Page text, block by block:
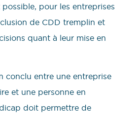
pour les entreprises
de CDD tremplin et
quant à leur mise en
conclu entre une entreprise
et une personne en
doit permettre de